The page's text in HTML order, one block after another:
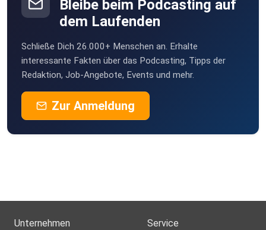
Bleibe beim Podcasting auf
dem Laufenden
Schließe Dich 26.000+ Menschen an. Erhalte
interessante Fakten über das Podcasting, Tipps der
Redaktion, Job-Angebote, Events und mehr.
Zur Anmeldung
Unternehmen Service